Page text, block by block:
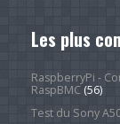
Les plus
RaspberryPi -
RaspBMC(56)
Test du Sony